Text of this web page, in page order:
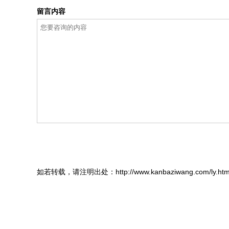
留言内容
如若转载，请注明出处：http://www.kanbaziwang.com/